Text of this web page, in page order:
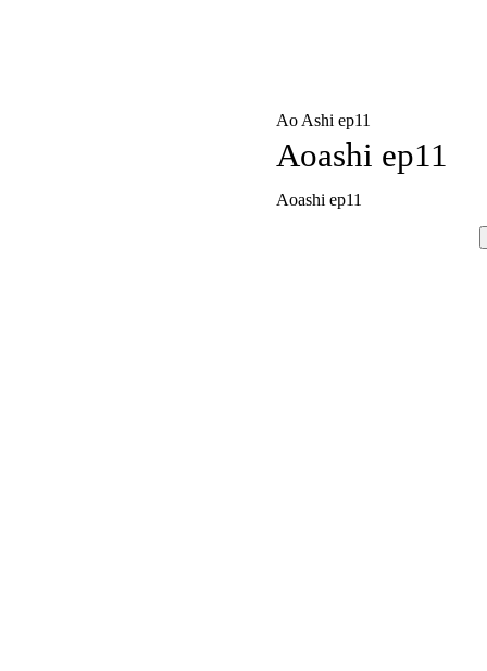
Ao Ashi ep11
Aoashi ep11
Aoashi ep11